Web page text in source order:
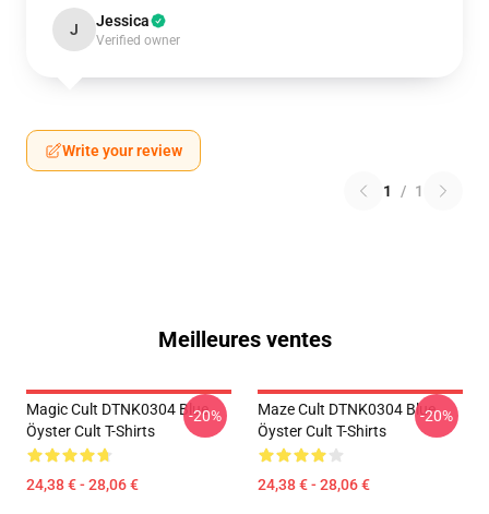
J Jessica
Verified owner
Write your review
1 / 1
Meilleures ventes
Magic Cult DTNK0304 Blue
Öyster Cult T-Shirts
24,38 € - 28,06 €
-20%
Maze Cult DTNK0304 Blue
Öyster Cult T-Shirts
24,38 € - 28,06 €
-20%